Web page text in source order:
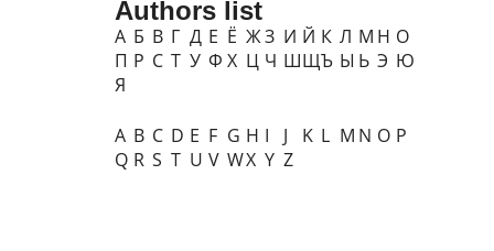
Authors list
А Б В Г Д Е Ё ЖЗ И Й К Л М Н О
П Р С Т У Ф Х Ц Ч ШЩЪ Ы Ь Э Ю
Я
A B C D E F G H I J K L M N O P
Q R S T U V WX Y Z